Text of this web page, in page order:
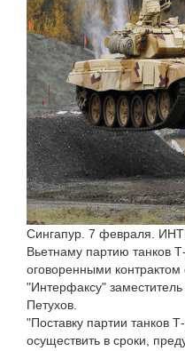
Сингапур. 7 февраля.
Вьетнаму партию танков
оговоренными
"Интерфаксу"
Петухов.
"Поставку партии танков
осуществить в сроки,